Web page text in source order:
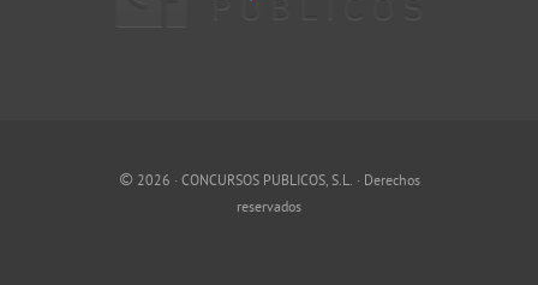
© 2026 · CONCURSOS PUBLICOS, S.L. · Derechos
reservados